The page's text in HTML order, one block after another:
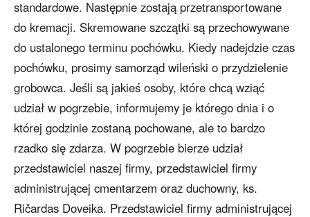
standardowe. Następnie zostają przetransportowane
do kremacji. Skremowane szczątki są przechowywane
do ustalonego terminu pochówku. Kiedy nadejdzie czas
pochówku, prosimy samorząd wileński o przydzielenie
grobowca. Jeśli są jakieś osoby, które chcą wziąć
udział w pogrzebie, informujemy je którego dnia i o
której godzinie zostaną pochowane, ale to bardzo
rzadko się zdarza. W pogrzebie bierze udział
przedstawiciel naszej firmy, przedstawiciel firmy
administrującej cmentarzem oraz duchowny, ks.
Ričardas Doveika. Przedstawiciel firmy administrującej